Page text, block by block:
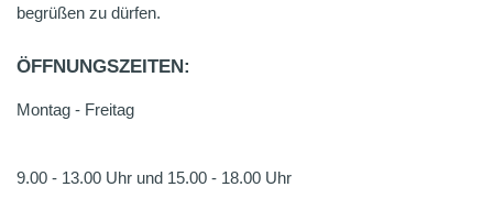
begrüßen zu dürfen.
ÖFFNUNGSZEITEN:
Montag - Freitag
9.00 - 13.00 Uhr und 15.00 - 18.00 Uhr